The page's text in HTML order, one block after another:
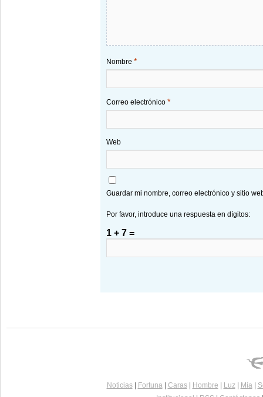
Nombre *
Correo electrónico *
Web
Guardar mi nombre, correo electrónico y sitio
Por favor, introduce una respuesta en dígitos:
1 + 7 =
Noticias| Fortuna| Caras| Hombre Luz| Mía|